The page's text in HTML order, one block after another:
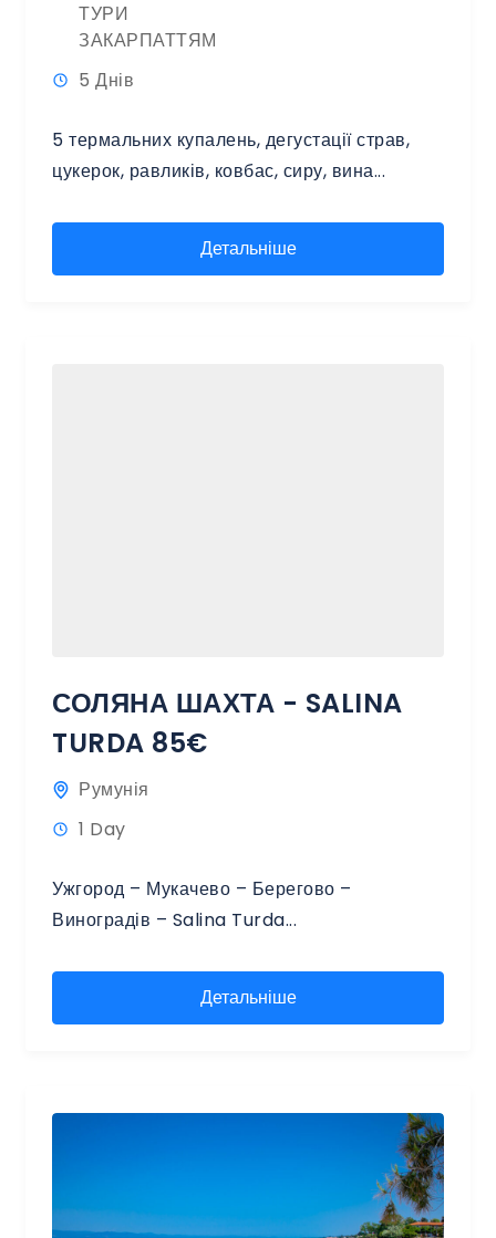
ТУРИ
ЗАКАРПАТТЯМ
5 Днів
5 термальних купалень, дегустації страв,
цукерок, равликів, ковбас, сиру, вина...
Детальніше
СОЛЯНА ШАХТА - SALINA
TURDA 85€
Румунія
1 Day
Ужгород – Мукачево – Берегово –
Виноградів – Salina Turda...
Детальніше